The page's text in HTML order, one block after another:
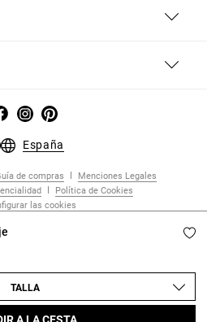
TALLA
A LA CESTA
España
de compras
Menciones Legales
Política de Cookies
las cookies
Todos los derechos reservados.